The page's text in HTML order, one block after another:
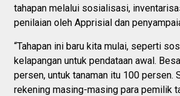
tahapan melalui sosialisasi,
penilaian oleh Apprisial dan
“Tahapan ini baru kita mulai, seperti
kelapangan untuk pendataan awal.
persen, untuk tanaman itu 100 persen.
rekening masing-masing para pemilik